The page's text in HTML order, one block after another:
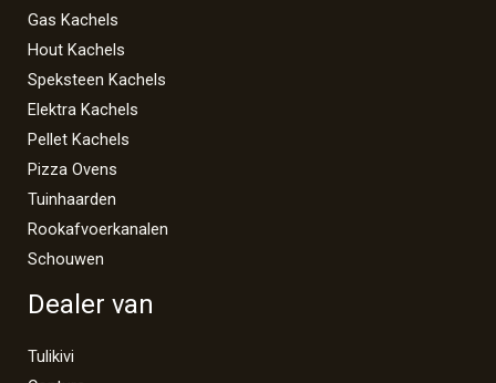
Gas Kachels
Hout Kachels
Speksteen Kachels
Elektra Kachels
Pellet Kachels
Pizza Ovens
Tuinhaarden
Rookafvoerkanalen
Schouwen
Dealer van
Tulikivi